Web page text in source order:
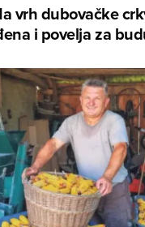
vrh dubovačke
i povelja za